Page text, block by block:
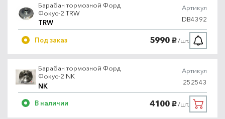
Барабан тормозной Форд
Фокус-2 TRW
TRW
Артикул
DB4392
Под заказ 5990 руб./шт.
Барабан тормозной Форд
Фокус-2 NK
NK
Артикул
252543
В наличии 4100 руб./шт.